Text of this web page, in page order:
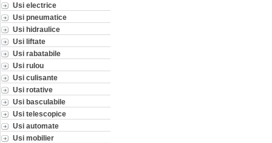
Usi electrice
Usi pneumatice
Usi hidraulice
Usi liftate
Usi rabatabile
Usi rulou
Usi culisante
Usi rotative
Usi basculabile
Usi telescopice
Usi automate
Usi mobilier